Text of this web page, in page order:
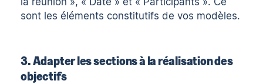
sont les éléments constitutifs de vos modèles.
3. Adapter les sections à la réalisation des
objectifs